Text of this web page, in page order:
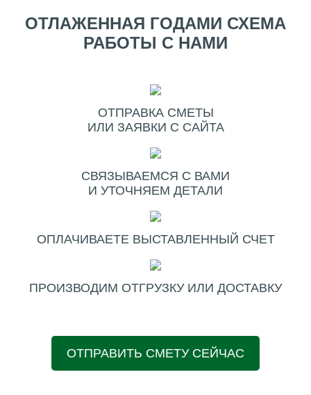
ОТЛАЖЕННАЯ ГОДАМИ СХЕМА
РАБОТЫ С НАМИ
ОТПРАВКА СМЕТЫ
ИЛИ ЗАЯВКИ С САЙТА
СВЯЗЫВАЕМСЯ С ВАМИ
И УТОЧНЯЕМ ДЕТАЛИ
ОПЛАЧИВАЕТЕ ВЫСТАВЛЕННЫЙ СЧЕТ
ПРОИЗВОДИМ ОТГРУЗКУ ИЛИ ДОСТАВКУ
ОТПРАВИТЬ СМЕТУ СЕЙЧАС